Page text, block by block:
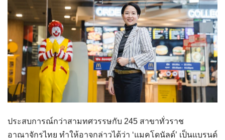
ประสบการณ์กว่าสามทศวรรษกับ 245 สาขาทั่วราช
อาณาจักรไทย ทำให้อาจกล่าวได้ว่า ‘แมคโดนัลด์’ เป็นแบรนด์